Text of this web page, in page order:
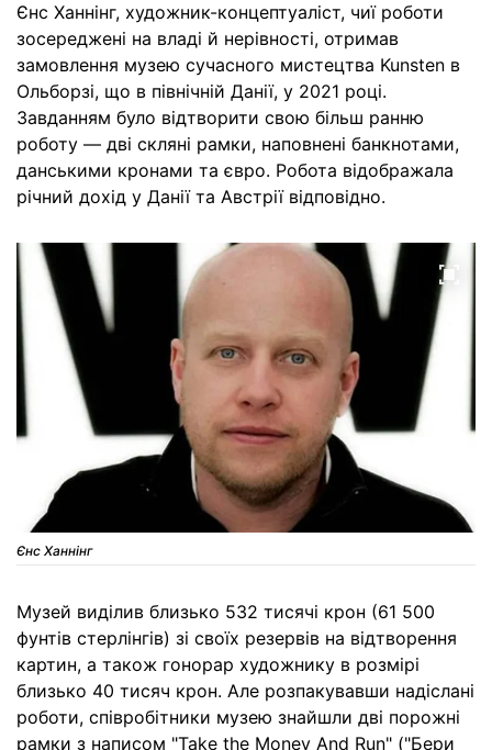
Єнс Ханнінг, художник-концептуаліст, чиї роботи
зосереджені на владі й нерівності, отримав
замовлення музею сучасного мистецтва Kunsten в
Ольборзі, що в північній Данії, у 2021 році.
Завданням було відтворити свою більш ранню
роботу — дві скляні рамки, наповнені банкнотами,
данськими кронами та євро. Робота відображала
річний дохід у Данії та Австрії відповідно.
Єнс Ханнінг
Музей виділив близько 532 тисячі крон (61 500
фунтів стерлінгів) зі своїх резервів на відтворення
картин, а також гонорар художнику в розмірі
близько 40 тисяч крон. Але розпакувавши надіслані
роботи, співробітники музею знайшли дві порожні
рамки з написом "Take the Money And Run" ("Бери